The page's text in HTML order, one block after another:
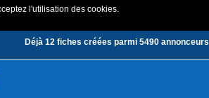
l'utilisation des cookies.Créer un compte
Déjà 12 fiches créées parmi 5490 annonceurs